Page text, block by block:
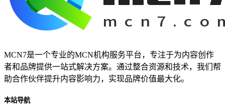
MCN7是一个专业的MCN机构服务平台，专注于为内容创作
者和品牌提供一站式解决方案。通过整合资源和技术，我们帮
助合作伙伴提升内容影响力，实现品牌价值最大化。
本站导航